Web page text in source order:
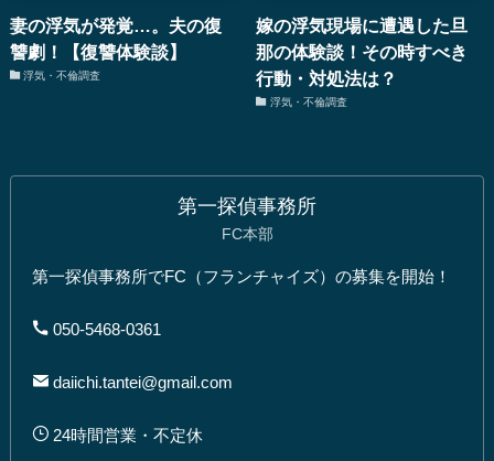
妻の浮気が発覚…。夫の復
讐劇！【復讐体験談】
浮気・不倫調査
嫁の浮気現場に遭遇した旦
那の体験談！その時すべき
行動・対処法は？
浮気・不倫調査
第一探偵事務所
FC本部
第一探偵事務所でFC（フランチャイズ）の募集を開始！
050-5468-0361
daiichi.tantei@gmail.com
24時間営業・不定休